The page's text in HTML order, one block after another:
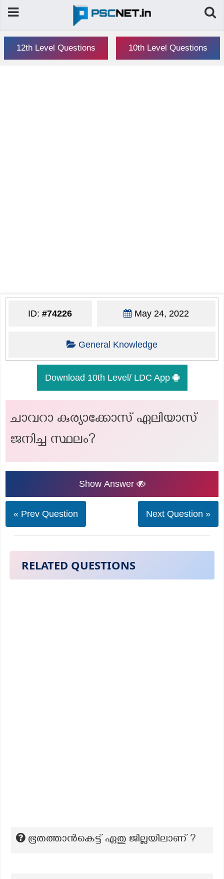
12th Level Questions 10th Level Questions
ID:#74226 May 24, 2022
General Knowledge
Download 10th Level/ LDC App
ചാവറാ കുര്യാക്കോസ് ഏലിയാസ്
ജനിച്ച സ്ഥലം?
Show Answer
« Prev Question Next Question »
RELATED QUESTIONS
ഭൂതത്താൻകെട്ട് ഏതു ജില്ലയിലാണ് ?